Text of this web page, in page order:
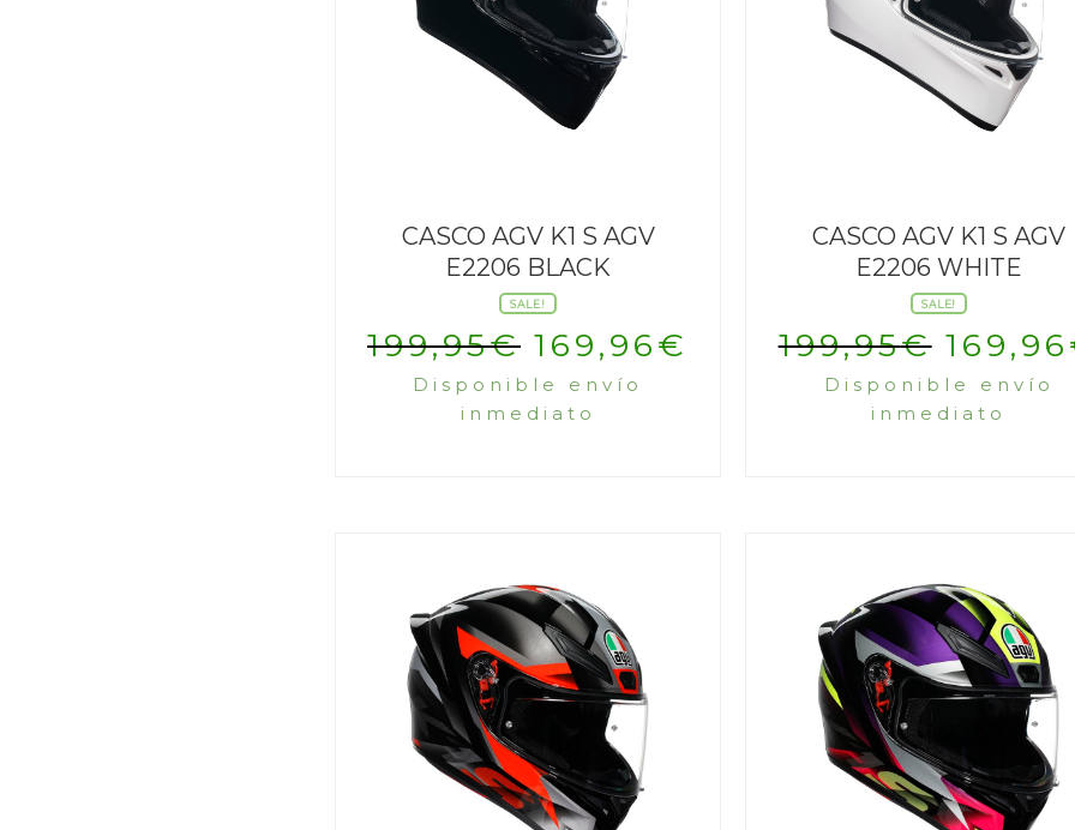
CASCO AGV K1 S AGV
E2206 BLACK
SALE!
199,95€ El
precio
169,96€
Disponible envío
inmediato
CASCO AGV K1 S AGV
E2206 WHITE
SALE!
199,95€ El
precio
169,96
Disponible envío
inmediato